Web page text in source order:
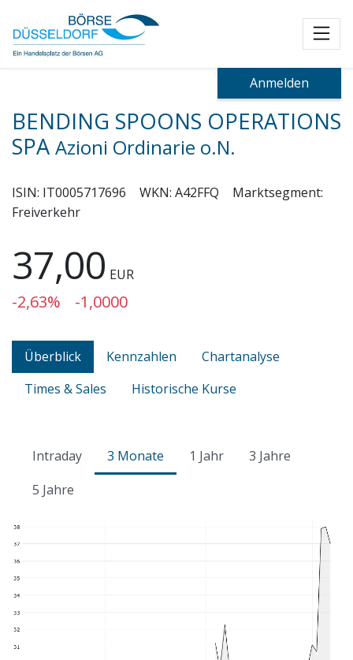
Anmelden
BENDING SPOONS OPERATIONS
SPA Azioni Ordinarie o.N.
ISIN: IT0005717696 WKN: A42FFQ
Marktsegment:
Freiverkehr
37,00 EUR
-2,63% -1,0000
Überblick Kennzahlen
Chartanalyse
Times & Sales
Historische Kurse
Intraday 3 Monate 1 Jahr
3 Jahre
5 Jahre